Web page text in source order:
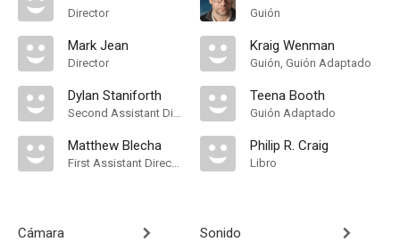
Director
Mark Jean
Director
Dylan Staniforth
Second Assistant Director
Matthew Blecha
First Assistant Director
Cámara
Guión
Kraig Wenman
Guión, Guión Adaptado
Teena Booth
Guión Adaptado
Philip R. Craig
Libro
Sonido